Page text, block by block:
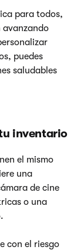
para todos,
avanzando
puedes
saludables
inventario
el mismo
una
de cine
o una
con el riesgo